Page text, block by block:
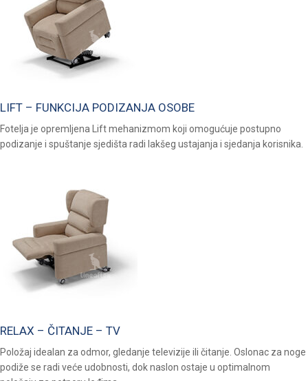
LIFT – FUNKCIJA PODIZANJA OSOBE
Fotelja je opremljena Lift mehanizmom koji omogućuje postupno
podizanje i spuštanje sjedišta radi lakšeg ustajanja i sjedanja korisnika.
RELAX – ČITANJE – TV
Položaj idealan za odmor, gledanje televizije ili čitanje. Oslonac za noge
podiže se radi veće udobnosti, dok naslon ostaje u optimalnom